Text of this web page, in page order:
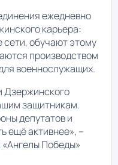
ежедневно
карьера:
сети, обучают этому
производством
военнослужащих.
Дзержинского
защитникам.
депутатов и
ещё активнее», –
«Ангелы Победы»